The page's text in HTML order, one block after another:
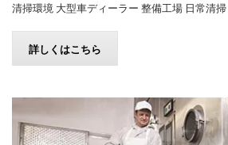
清掃環境 大型車ディーラー 整備工場 日常清掃
詳しくはこちら